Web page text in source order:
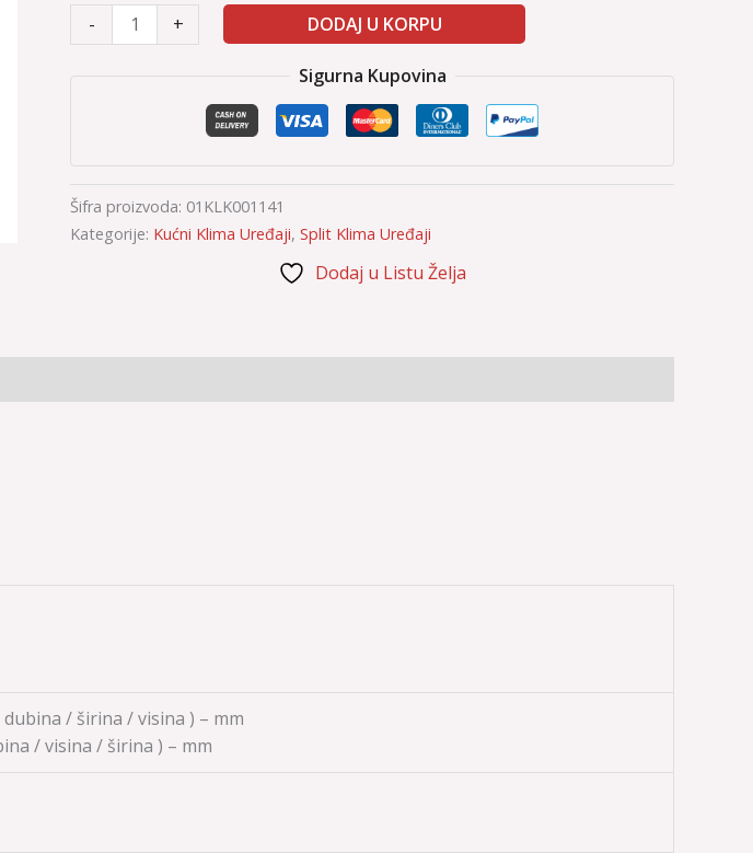
- + DODAJ U KORPU
Sigurna Kupovina
Šifra proizvoda: 01KLK001141
Kategorije: Kućni Klima Uređaji, Split Klima Uređaji
Dodaj u Listu Želja
/ širina / visina ) – mm
/ visina / širina ) – mm